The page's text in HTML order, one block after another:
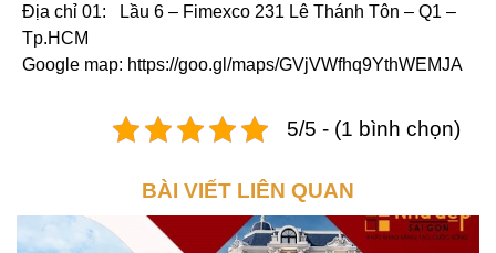
Địa chỉ 01: Lầu 6 – Fimexco 231 Lê Thánh Tôn – Q1 –
Tp.HCM
Google map: https://goo.gl/maps/GVjVWfhq9YthWEMJA
5/5 - (1 bình chọn)
BÀI VIẾT LIÊN QUAN